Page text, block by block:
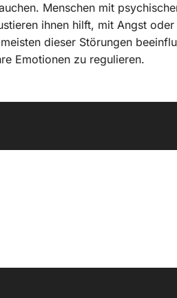
Menschen mit
ihnen hilft, mit Angst
dieser Störungen
Emotionen zu regulieren.